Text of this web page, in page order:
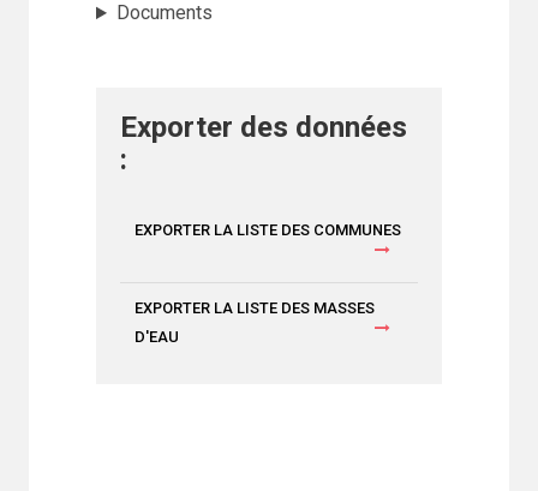
Documents
Exporter des données
:
EXPORTER LA LISTE DES COMMUNES
EXPORTER LA LISTE DES MASSES
D'EAU